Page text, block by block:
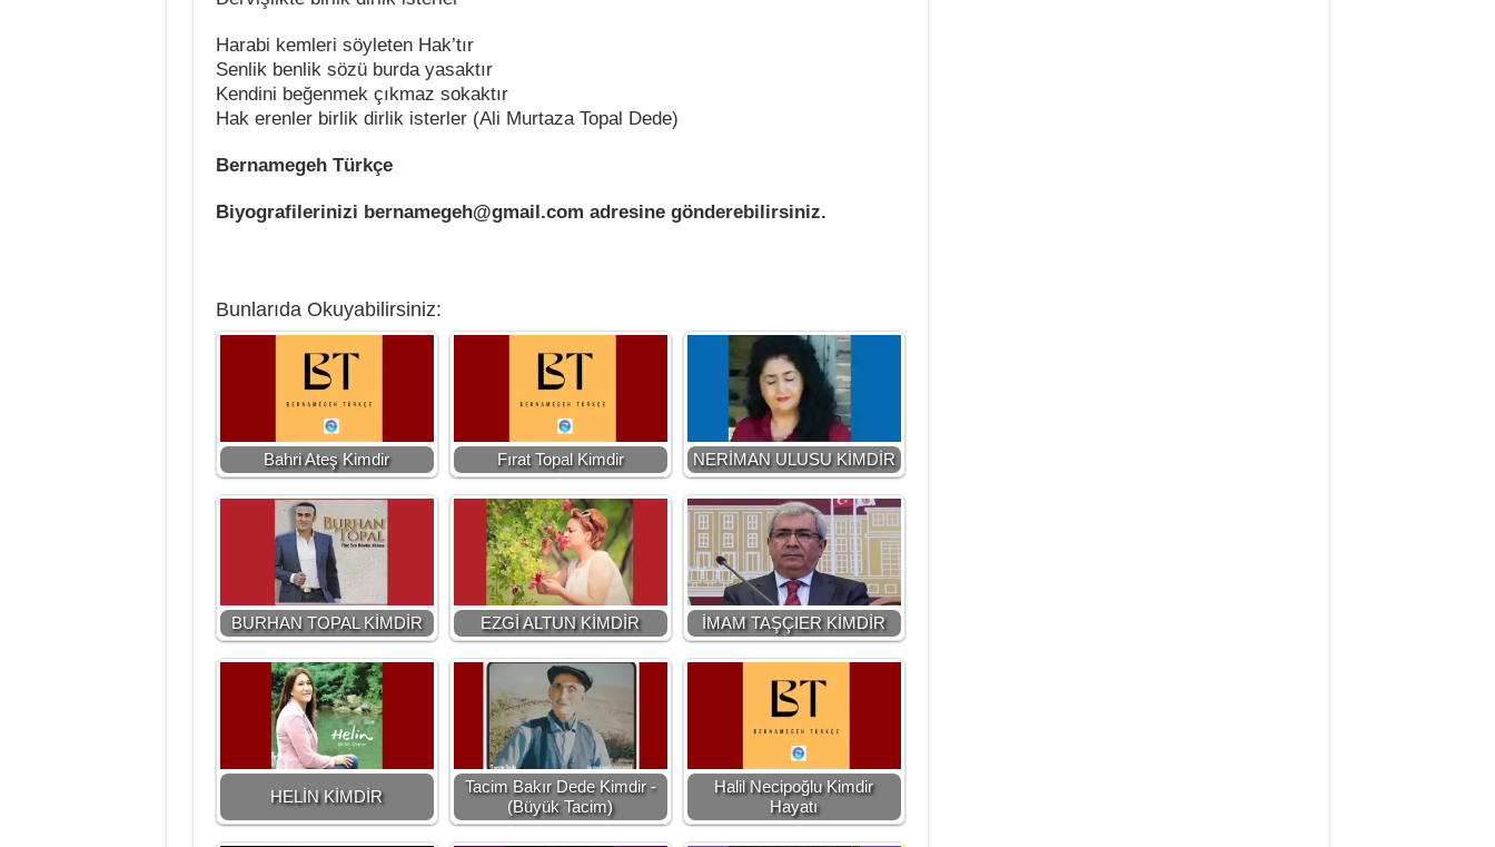
Harabi kemleri söyleten Hak’tır
Senlik benlik sözü burda yasaktır
Kendini beğenmek çıkmaz sokaktır
Hak erenler birlik dirlik isterler (Ali Murtaza Topal Dede)
Bernamegeh Türkçe
Biyografilerinizi bernamegeh@gmail.com adresine gönderebilirsiniz.
Bunlarıda Okuyabilirsiniz:
Bahri Ateş Kimdir Fırat Topal Kimdir NERİMAN ULUSU KİMDİR
BURHAN TOPAL KİMDİR EZGİ ALTUN KİMDİR İMAM TAŞÇIER KİMDİR
HELİN KİMDİR
Tacim Bakır Dede Kimdir -
(Büyük Tacim)
Halil Necipoğlu Kimdir
Hayatı